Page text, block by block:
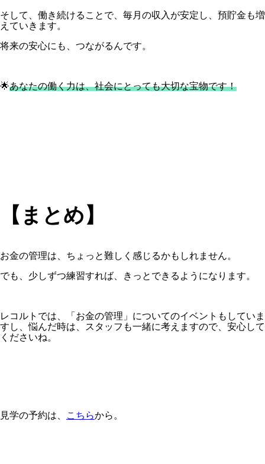
そして、働き続けることで、毎月の収入が安定し、預貯金も増
えていきます。
将来の安心にも、つながるんです。
🌟あなたの働く力は、社会にとっても大切な宝物です！
【まとめ】
お金の管理は、ちょっと難しく感じるかもしれません。
でも、少しずつ練習すれば、きっとできるようになります。
レコルトでは、「お金の管理」についてのイベントもしていま
すし、悩んだ時は、スタッフも一緒に考えますので、安心して
くださいね。
見学の予約は、 こちらから。